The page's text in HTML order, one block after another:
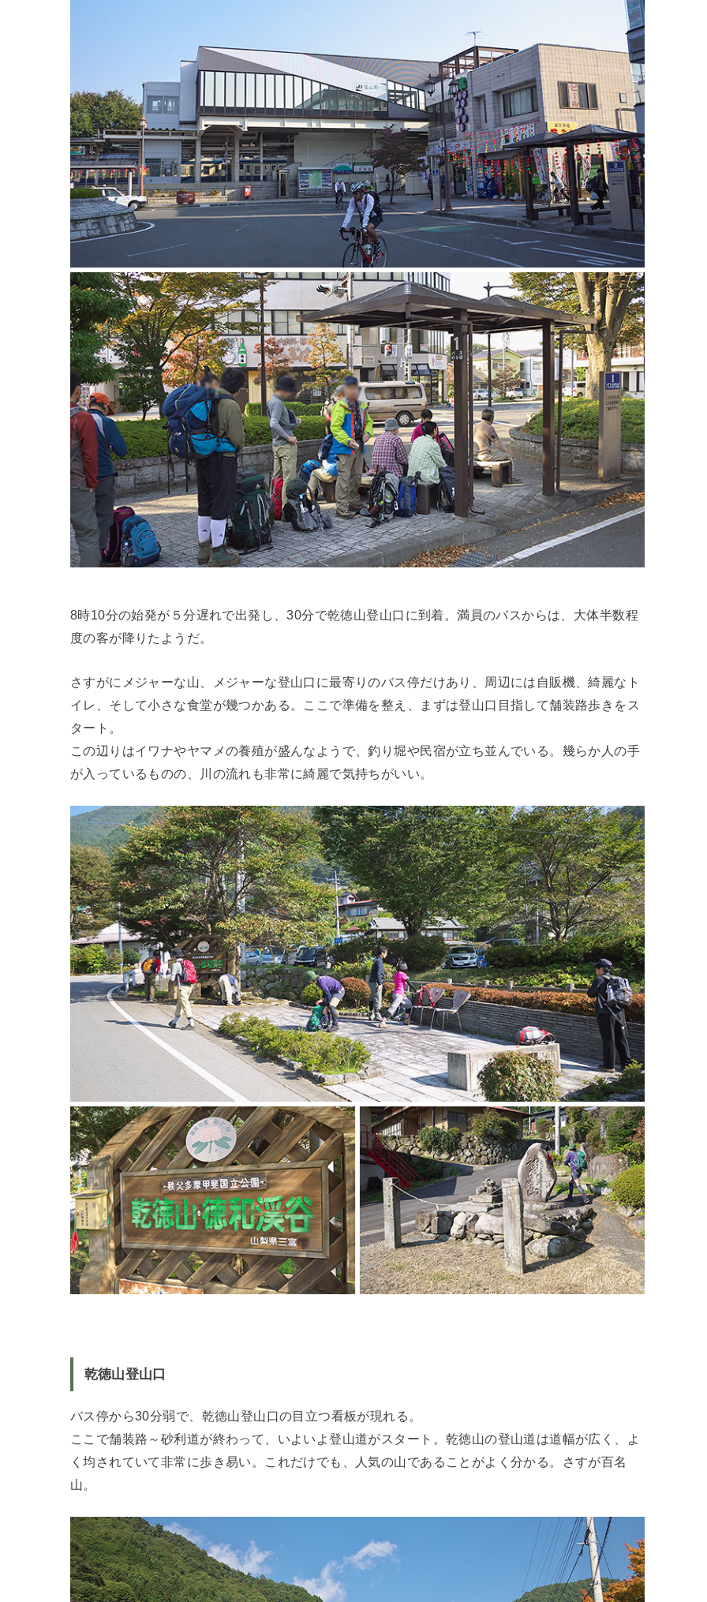
8時10分の始発が５分遅れで出発し、30分で乾徳山登山口に到着。満員のバスからは、大体半数程
度の客が降りたようだ。
さすがにメジャーな山、メジャーな登山口に最寄りのバス停だけあり、周辺には自販機、綺麗なト
イレ、そして小さな食堂が幾つかある。ここで準備を整え、まずは登山口目指して舗装路歩きをス
タート。
この辺りはイワナやヤマメの養殖が盛んなようで、釣り堀や民宿が立ち並んでいる。幾らか人の手
が入っているものの、川の流れも非常に綺麗で気持ちがいい。
乾徳山登山口
バス停から30分弱で、乾徳山登山口の目立つ看板が現れる。
ここで舗装路～砂利道が終わって、いよいよ登山道がスタート。乾徳山の登山道は道幅が広く、よ
く均されていて非常に歩き易い。これだけでも、人気の山であることがよく分かる。さすが百名
山。